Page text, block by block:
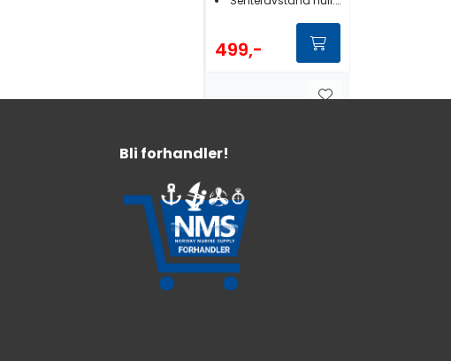
499,-
Broberg Marine
Boatlift -syrefast
davit for
badeplattform
Syrefast stål
Håndteres enkelt av én person
For gummibåter/RIB/joller
Bli forhandler!